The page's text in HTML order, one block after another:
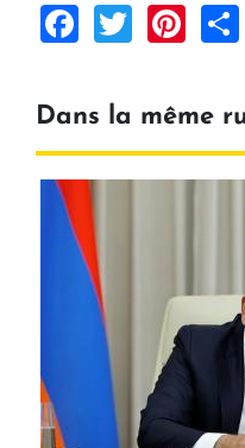
Facebook
Twitter
Dans la même